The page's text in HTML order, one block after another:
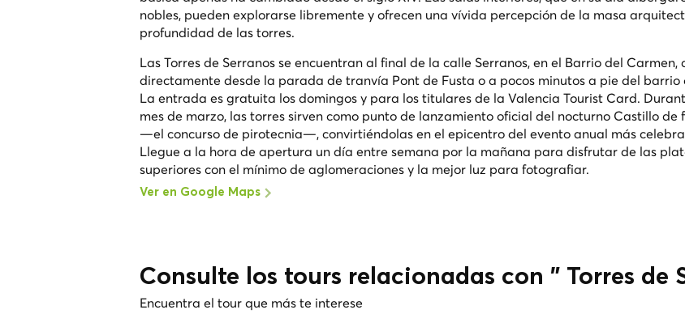
nobles, pueden explorarse libremente y ofrecen una vívida percepción de la masa
profundidad de las torres.
Las Torres de Serranos se encuentran al final de la calle Serranos, en el Barrio del Carmen,
directamente desde la parada de tranvía Pont de Fusta o a pocos minutos a pie del
La entrada es gratuita los domingos y para los titulares de la Valencia Tourist Card.
mes de marzo, las torres sirven como punto de lanzamiento oficial del nocturno Castillo de
—el concurso de pirotecnia—, convirtiéndolas en el epicentro del evento anual más
Llegue a la hora de apertura un día entre semana por la mañana para disfrutar de las
superiores con el mínimo de aglomeraciones y la mejor luz para fotografiar.
Ver en Google Maps
Consulte los tours relacionadas con " Torres de
Encuentra el tour que más te interese